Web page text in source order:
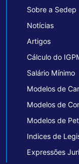
Sobre a Sedep
Notícias
Artigos
Cálculo do
Salário Mínimo
Modelos de
Modelos de
Modelos de
Indices de
Expressões